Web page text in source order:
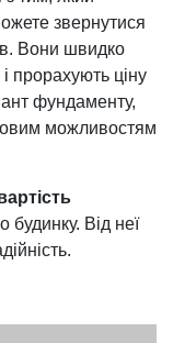
звернутися
Вони швидко
прорахують ціну
фундаменту,
можливостям
Від неї